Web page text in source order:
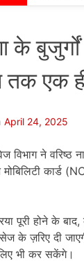
के
एक
April 24, 2025
विभाग ने
कार्ड
पूरी होने के
के ज़रिए दी
भी कर सकेंगे।